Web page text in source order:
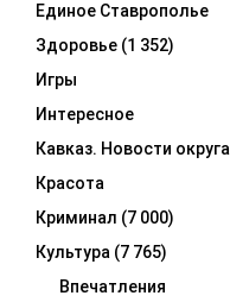
Единое Ставрополье
Здоровье (1 352)
Игры
Интересное
Кавказ. Новости округа
Красота
Криминал (7 000)
Культура (7 765)
Впечатления